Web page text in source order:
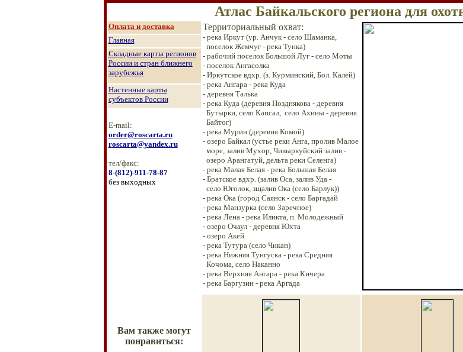
Атлас Байкальского региона для
Оплата и доставка Территориальный охват:
- река Иркут (ур. Анчук - село Шаманка,
поселок Жемчуг - река Тунка)
- рабочий поселок Большой Луг - село Моты
- поселок Ангасолка
-Иркутское вдхр. (з. Курминский, Бол. Калей)
-река Ангара - река Куда
-деревня Талька
-река Куда (деревня Позднякова - деревня
Бутырки, село Капсал, село Ахины - деревня
Байтог)
- река Мурин (деревня Комой)
- озеро Байкал (устье реки Анга, пролив Малое
море, залив Мухор, Чивыркуйский залив -
озеро Арангатуй, дельта реки Селенга)
- река Малая Белая - река Большая Белая
- Братское вдхр. (залив Оса, залив Уда -
село Юголок, зщалив Ока (село Барлук))
- река Ока (город Саянск - село Баргадай
- река Манзурка (село Заречное)
- река Лена - река Иликта, п. Молодежный
- озеро Очаул - деревня Юхта
- озеро Акей
- река Тутура (село Чикан)
- река Нижняя Тунгуска - река Средняя
Кочома, село Наканно
- река Верхняя Ангара - река Кичера
- река Баргузин - река Аргада
Главная
Складные карты регионов
России и стран ближнего
зарубежья
Настенные карты
субъектов России
E-mail:
order@roscarta.ru
roscarta@yandex.ru
тел/факс:
8-(812)-911-78-87
без выходных
Вам также могут
понравиться: